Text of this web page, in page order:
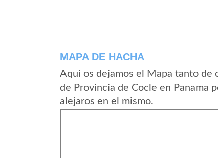
MAPA DE HACHA
Aqui os dejamos el Mapa tanto de
de Provincia de Cocle en Panama
alejaros en el mismo.